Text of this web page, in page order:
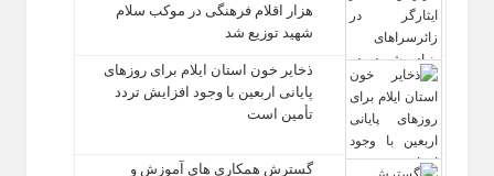
هزار اقلام فرهنگی در موکب سلام
شهید توزیع شد
ذخایر خون استان ایلام برای روزهای
پایانی اربعین با وجود افزایش تردد
تأمین است
گسترش همکاری‌ های آموزش و